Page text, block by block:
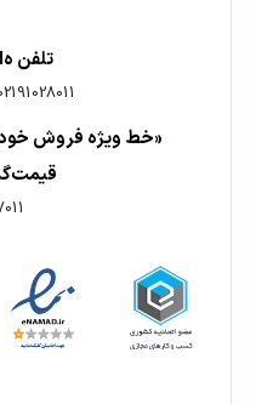
تلفن هdوشمنــــد :
«خط ویژه فروش